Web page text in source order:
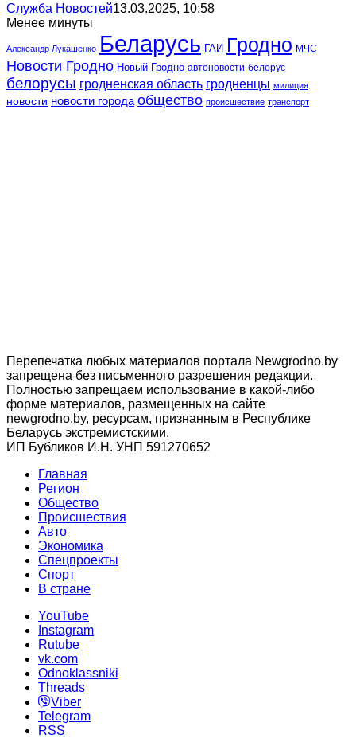
Служба Новостей13.03.2025, 10:58
Менее минуты
Александр Лукашенко Беларусь ГАИ Гродно МЧС
Новости Гродно Новый Гродно автоновости белорус
белорусы гродненская область гродненцы милиция
новости новости города общество происшествие транспорт
Перепечатка любых материалов портала Newgrodno.by
запрещена без письменного разрешения редакции.
Полностью запрещаем использование в какой-либо
форме материалов, размещенных на сайте
newgrodno.by, ресурсам, признанным в Республике
Беларусь экстремистскими.
ИП Бубликов И.Н. УНП 591270652
Главная
Регион
Общество
Происшествия
Авто
Экономика
Спецпроекты
Cпорт
В стране
YouTube
Instagram
Rutube
vk.com
Odnoklassniki
Threads
Viber
Telegram
RSS